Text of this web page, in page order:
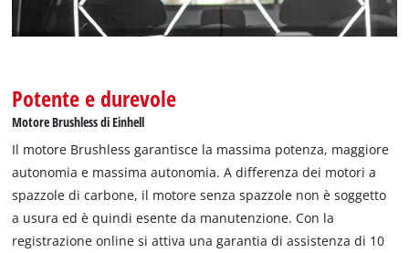
Potente e durevole
Motore Brushless di Einhell
Il motore Brushless garantisce la massima potenza, maggiore
autonomia e massima autonomia. A differenza dei motori a
spazzole di carbone, il motore senza spazzole non è soggetto
a usura ed è quindi esente da manutenzione. Con la
registrazione online si attiva una garantia di assistenza di 10